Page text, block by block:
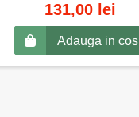
131,00 lei
Adauga in cos